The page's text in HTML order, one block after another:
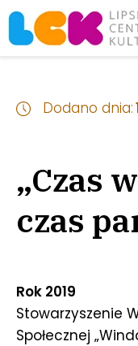
Dodano dnia:
„Czas
czas
Rok 2019
Stowarzyszenie
Społecznej